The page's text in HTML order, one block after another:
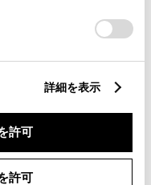
詳細を表示
許可
許可
庫から選べます！
ャウプラン